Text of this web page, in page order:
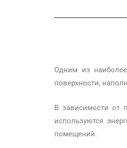
Одним из
поверхности,
В зависимости от
используются
помещений.